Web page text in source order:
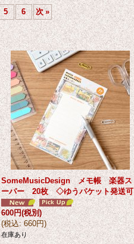
5 6 次 »
SomeMusicDesign メモ帳 楽器ス
ーパー 20枚 ◇ゆうパケット発送可
600円(税別)
(税込: 660円)
在庫あり